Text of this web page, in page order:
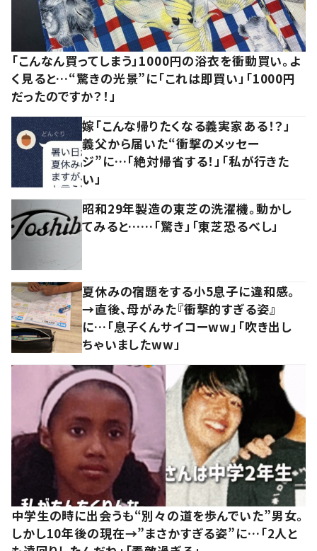
「こんなん買ってしまう」1000円の浴衣を衝動買い。よ
く見ると…“驚きの光景”に「これは即買い」「1000円
だったのですか？！」
嫁「こんな帰りたくなる義実家ある！？」
義父から届いた“衝撃のメッセー
ジ”に…「絶対帰省する！」「私が行きた
い」
昭和29年製造の東芝の洗濯機。動かし
てみると……「驚き」「東芝恐るべし」
夏休みの宿題をする小5息子に違和感。
→直後、母がみた『衝撃的すぎる姿』
に…「息子くんサイコーww」「吹き出し
ちゃいましたww」
中学生の時に出会うも“別々の道を歩んでいた”男女。
しかし10年後の現在→”まさかすぎる姿”に…「2人と